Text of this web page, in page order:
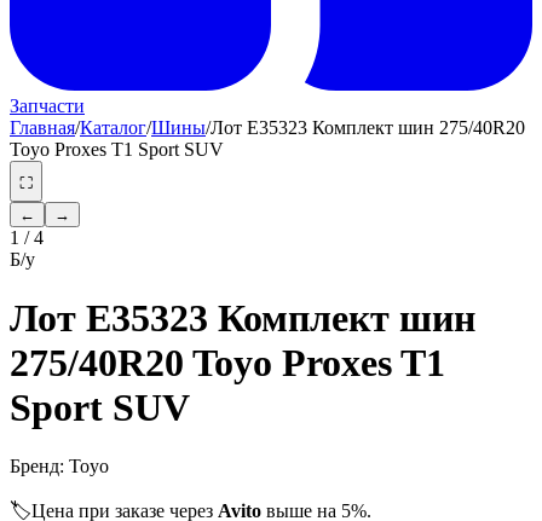
Запчасти
Главная/Каталог/Шины/Лот E35323 Комплект шин 275/40R20
Toyo Proxes T1 Sport SUV
⛶
←
→
1 /4
Б/у
Лот E35323 Комплект шин
275/40R20 Toyo Proxes T1
Sport SUV
Бренд: Toyo
🏷️Цена при заказе через Avito выше на 5%.